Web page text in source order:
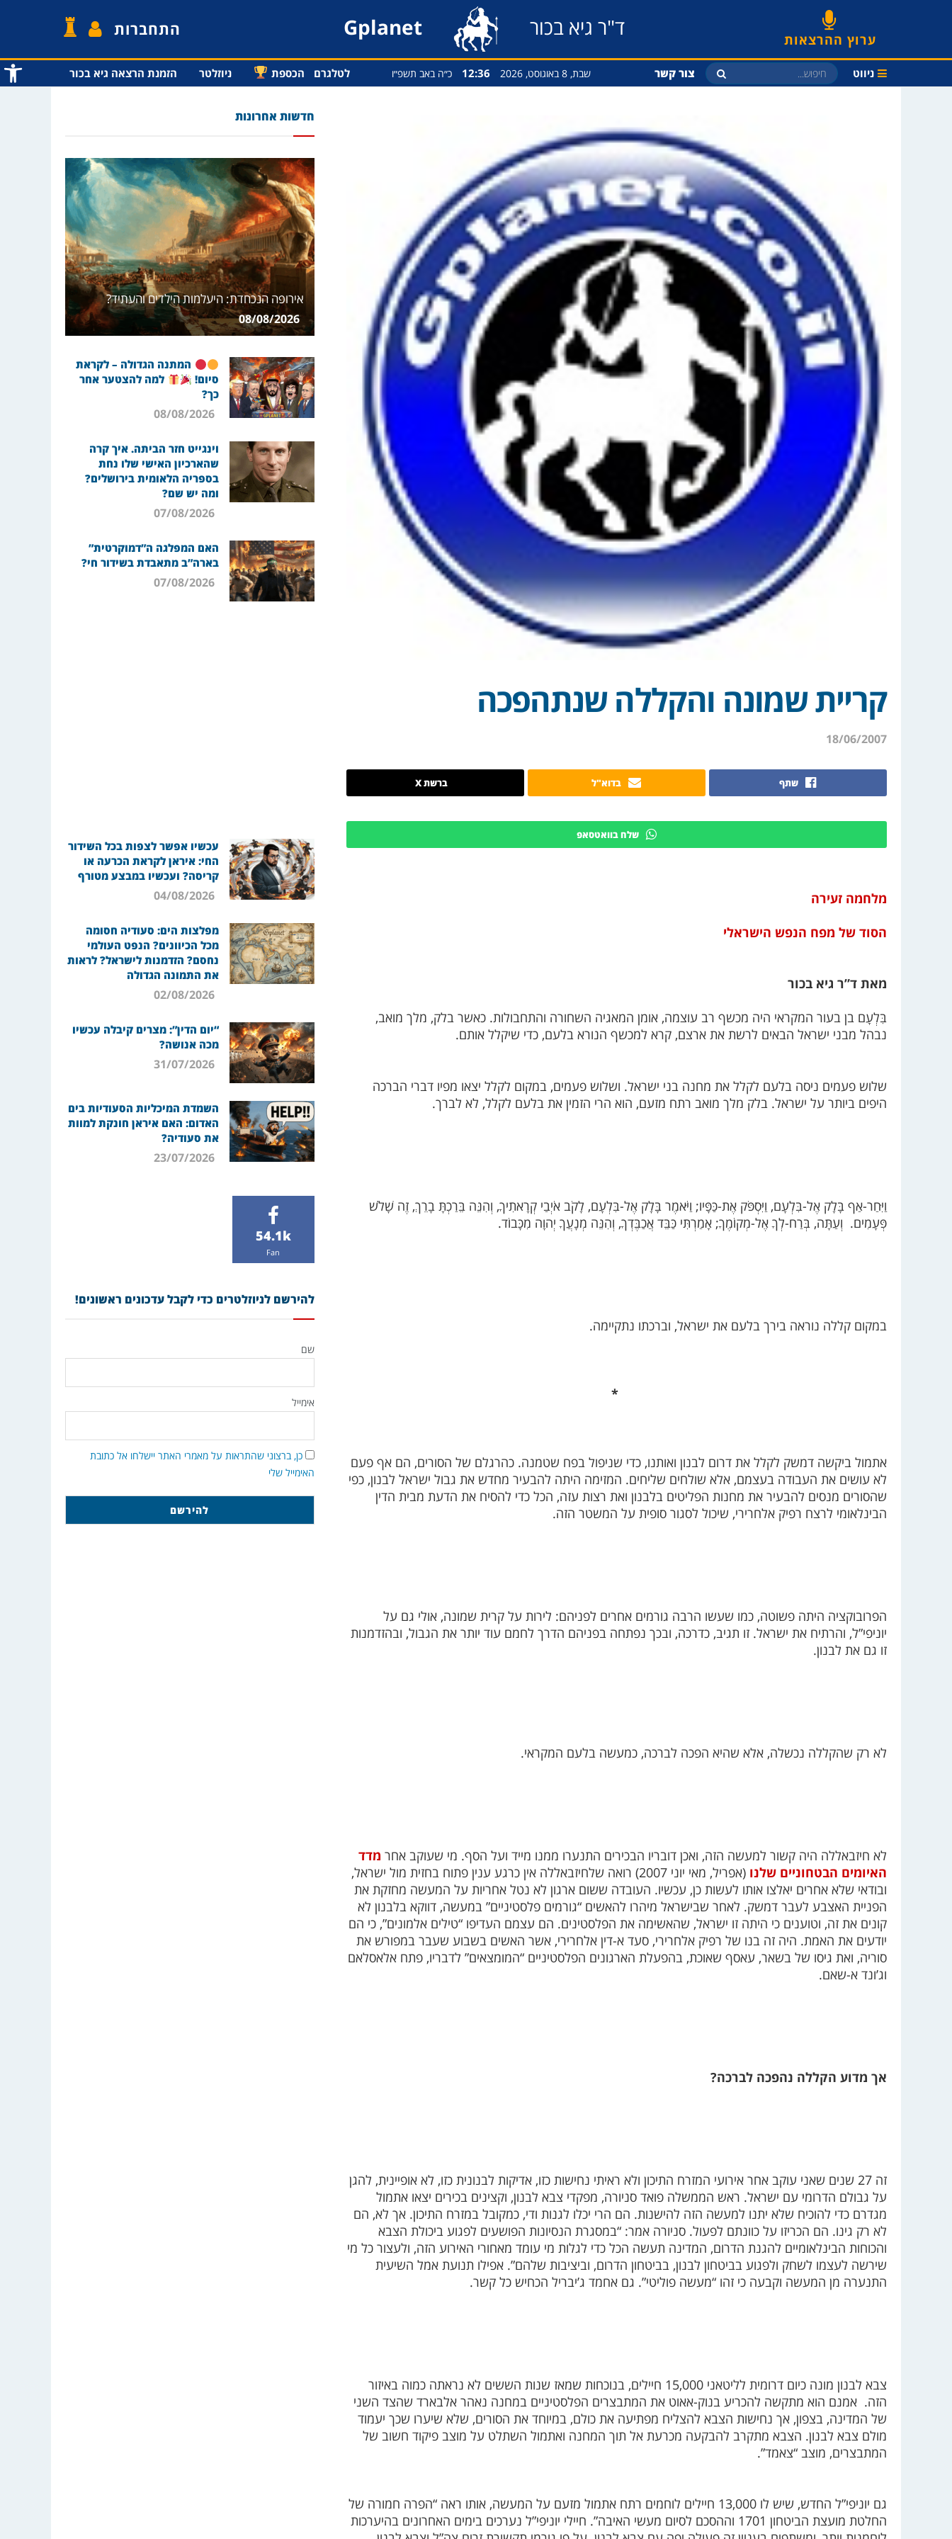
פתח
ערוץ ההרצאות ד"ר גיא בכור Gplanet התחברות
ניווט צור קשר שבת, 8 באוגוסט, 2026 12:36 כ״ה באב תשפ״ו לטלגרם הכספת ניוזלטר הזמנת הרצאה גיא בכור
קריית שמונה והקללה שנתהפכה
18/06/2007
שתף בדוא"ל ברשת X
שלח בוואטסאפ
מלחמה זעירה
הסוד של מפח הנפש הישראלי
מאת ד”ר גיא בכור
בִּלְעָם בן בעור המקראי היה מכשף רב עוצמה, אומן המאגיה השחורה והתחבולות. כאשר בלק, מלך מואב,
נבהל מבני ישראל הבאים לרשת את ארצם, קרא למכשף הנורא בלעם, כדי שיקלל אותם.
שלוש פעמים ניסה בלעם לקלל את מחנה בני ישראל. ושלוש פעמים, במקום לקלל יצאו מפיו דברי הברכה
היפים ביותר על ישראל. בלק מלך מואב רתח מזעם, הוא הרי הזמין את בלעם לקלל, לא לברך.
וַיִּחַר-אַף בָּלָק אֶל-בִּלְעָם, וַיִּסְפֹּק אֶת-כַּפָּיו; וַיֹּאמֶר בָּלָק אֶל-בִּלְעָם, לָקֹב אֹיְבַי קְרָאתִיךָ, וְהִנֵּה בֵּרַכְתָּ בָרֵךְ, זֶה שָׁלֹשׁ
פְּעָמִים. וְעַתָּה, בְּרַח-לְךָ אֶל-מְקוֹמֶךָ; אָמַרְתִּי כַּבֵּד אֲכַבֶּדְךָ, וְהִנֵּה מְנָעֲךָ יְהוָה מִכָּבוֹד.
במקום קללה נוראה בירך בלעם את ישראל, וברכתו נתקיימה.
*
אתמול ביקשה דמשק לקלל את דרום לבנון ואותנו, כדי שניפול בפח שטמנה. כהרגלם של הסורים, הם אף פעם
לא עושים את העבודה בעצמם, אלא שולחים שליחים. המזימה היתה להבעיר מחדש את גבול ישראל לבנון, כפי
שהסורים מנסים להבעיר את מחנות הפליטים בלבנון ואת רצות עזה, הכל כדי להסיח את הדעת מבית הדין
הבינלאומי לרצח רפיק אלחרירי, שיכול לסגור סופית על המשטר הזה.
הפרובוקציה היתה פשוטה, כמו שעשו הרבה גורמים אחרים לפניהם: לירות על קרית שמונה, אולי גם על
יוניפי”ל, והרתיח את ישראל. זו תגיב, כדרכה, ובכך נפתחה בפניהם הדרך לחמם עוד יותר את הגבול, ובהזדמנות
זו גם את לבנון.
לא רק שהקללה נכשלה, אלא שהיא הפכה לברכה, כמעשה בלעם המקראי.
לא חיזבאללה היה קשור למעשה הזה, ואכן דובריו הבכירים התנערו ממנו מייד ועל הסף. מי שעוקב אחר מדד
האיומים הבטחוניים שלנו
(אפריל, מאי יוני 2007) רואה שלחיזבאללה אין כרגע ענין פתוח בחזית מול ישראל,
ובודאי שלא אחרים יאלצו אותו לעשות כן, עכשיו. העובדה ששום ארגון לא נטל אחריות על המעשה מחזקת את
הפניית האצבע לעבר דמשק. לאחר שבישראל מיהרו להאשים “גורמים פלסטיניים” במעשה, דווקא בלבנון לא
קונים את זה, וטוענים כי היתה זו ישראל, שהאשימה את הפלסטינים. הם עצמם העדיפו “טילים אלמונים”, כי הם
יודעים את האמת. היה זה בנו של רפיק אלחרירי, סעד א-דין אלחרירי, אשר האשים בשבוע שעבר במפורש את
סוריה, ואת גיסו של בשאר, עאסף שאוכת, בהפעלת הארגונים הפלסטיניים “המומצאים” לדבריו, פתח אלאסלאם
וג’ונד א-שאם.
אך מדוע הקללה נהפכה לברכה?
זה 27 שנים שאני עוקב אחר אירועי המזרח התיכון ולא ראיתי נחישות כזו, אדיקות לבנונית כזו, לא אופיינית, להגן
על גבולם הדרומי עם ישראל. ראש הממשלה פואד סניורה, מפקדי צבא לבנון, וקצינים בכירים יצאו אתמול
מגדרם כדי להוכיח שלא יתנו למעשה הזה להישנות. הם הרי יכלו לגנות ודי, כמקובל במזרח התיכון. אך לא, הם
לא רק גינו. הם הכריזו על כוונתם לפעול. סניורה אמר: “במסגרת הנסיונות הפושעים לפגוע ביכולת הצבא
והכוחות הבינלאומיים להגנת הדרום, המדינה תעשה הכל כדי לגלות מי עומד מאחורי האירוע הזה, ולעצור כל מי
שירשה לעצמו לשחק ולפגוע בביטחון לבנון, בביטחון הדרום, וביציבות שלהם”. אפילו תנועת אמל השיעית
התנערה מן המעשה וקבעה כי זהו “מעשה פוליטי”. גם אחמד ג’יבריל הכחיש כל קשר.
צבא לבנון מונה כיום דרומית לליטאני 15,000 חיילים, בנוכחות שמאז שנות הששים לא נראתה כמוה באיזור
הזה. אמנם הוא מתקשה להכריע בנוק-אאוט את המתבצרים הפלסטיניים במחנה נאהר אלבארד שהצד השני
של המדינה, בצפון, אך נחישות הצבא להצליח מפתיעה את כולם, במיוחד את הסורים, שלא שיערו שכך יעמוד
מולם צבא לבנון. הצבא מתקרב להבקעה מכרעת אל תוך המחנה ואתמול השתלט על מוצב פיקוד חשוב של
המתבצרים, מוצב “צאמד”.
גם יוניפי”ל החדש, שיש לו 13,000 חיילים לוחמים רתח אתמול מזעם על המעשה, אותו ראה “הפרה חמורה של
החלטת מועצת הביטחון 1701 וההסכם לסיום מעשי האיבה”. חיילי יוניפי”ל נערכים בימים האחרונים בהיערכות
חדשות אחרונות
אירופה הנכחדת: היעלמות הילדים והעתיד?
08/08/2026
המתנה הגדולה – לקראת
סיום!
למה להצטער אחר
כך?
08/08/2026
וינגייט חזר הביתה. איך קרה
שהארכיון האישי שלו נחת
בספריה הלאומית בירושלים?
ומה יש שם?
07/08/2026
האם המפלגה ה”דמוקרטית”
בארה”ב מתאבדת בשידור חי?
07/08/2026
עכשיו אפשר לצפות בכל השידור
החי: איראן לקראת הכרעה או
קריסה? ועכשיו במבצע מטורף
04/08/2026
מפלצות הים: סעודיה חסומה
מכל הכיוונים? הנפט העולמי
נחסם? הזדמנות לישראל? לראות
את התמונה הגדולה
02/08/2026
“יום הדין”: מצרים קיבלה עכשיו
מכה אנושה?
31/07/2026
השמדת המיכליות הסעודיות בים
האדום: האם איראן חונקת למוות
את סעודיה?
23/07/2026
54.1k
Fan
להירשם לניוזלטרים כדי לקבל עדכונים ראשונים!
שם
אימייל
כן, ברצוני שהתראות על מאמרי האתר יישלחו אל כתובת
האימייל שלי